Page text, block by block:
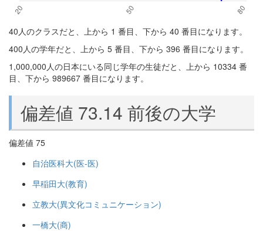
40人のクラスだと、上から 1 番目、下から 40 番目になります。
400人の学年だと、上から 5 番目、下から 396 番目になります。
1,000,000人の日本にいる同じ学年の生徒だと、上から 10334 番
目、下から 989667 番目になります。
偏差値 73.14 前後の大学
偏差値 75
自治医科大(医-医)
早稲田大(教育)
立教大(異文化コミュニケーション)
一橋大(商)